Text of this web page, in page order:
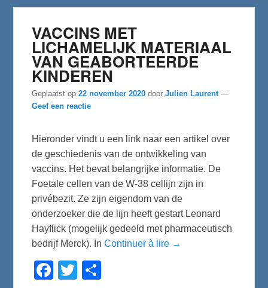
VACCINS MET
LICHAMELIJK MATERIAAL
VAN GEABORTEERDE
KINDEREN
Geplaatst op22 november 2020 doorJulien Laurent —
Geef een reactie
Hieronder vindt u een link naar een artikel over
de geschiedenis van de ontwikkeling van
vaccins. Het bevat belangrijke informatie. De
Foetale cellen van de W-38 cellijn zijn in
privébezit. Ze zijn eigendom van de
onderzoeker die de lijn heeft gestart Leonard
Hayflick (mogelijk gedeeld met pharmaceutisch
bedrijf Merck). InContinuer à lire →
F
T